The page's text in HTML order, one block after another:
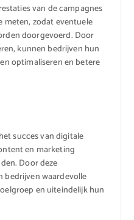
van de campagnes
zodat eventuele
doorgevoerd. Door
kunnen bedrijven hun
optimaliseren en betere
succes van digitale
en marketing
Door deze
bedrijven waardevolle
en uiteindelijk hun